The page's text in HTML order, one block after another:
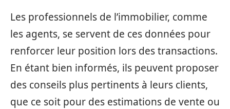
Les professionnels de l’immobilier, comme
les agents, se servent de ces données pour
renforcer leur position lors des transactions.
En étant bien informés, ils peuvent proposer
des conseils plus pertinents à leurs clients,
que ce soit pour des estimations de vente ou